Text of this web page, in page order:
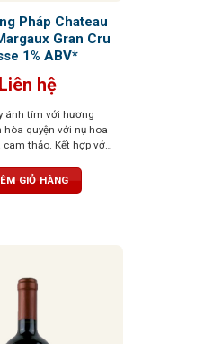
Pháp Chateau
Gran Cru
1% ABV*
Liên hệ
ánh tím với hương
hòa quyện với nụ hoa
thảo. Kết hợp với
dư vị kéo dài với
và đất ẩm
GIỎ HÀNG